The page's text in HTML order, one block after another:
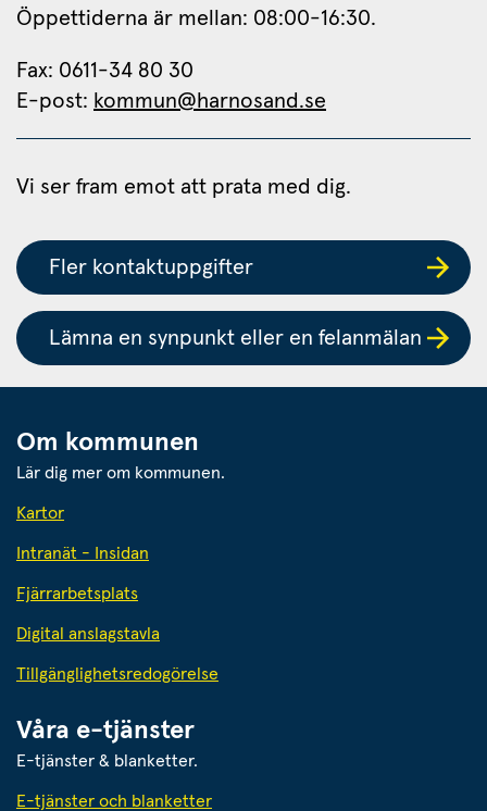
Öppettiderna är mellan: 08:00-16:30.
Fax: 0611-34 80 30
E-post: kommun@harnosand.se
Vi ser fram emot att prata med dig.
Fler kontaktuppgifter
Lämna en synpunkt eller en felanmälan
Om kommunen
Lär dig mer om kommunen.
Kartor
Intranät - Insidan
Fjärrarbetsplats
Digital anslagstavla
Tillgänglighetsredogörelse
Våra e-tjänster
E-tjänster & blanketter.
E-tjänster och blanketter